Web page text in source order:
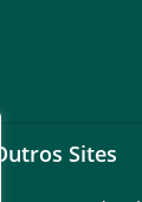
Outros Sites